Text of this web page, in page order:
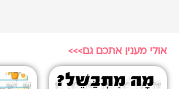
אולי מענין אתכם גם>>>